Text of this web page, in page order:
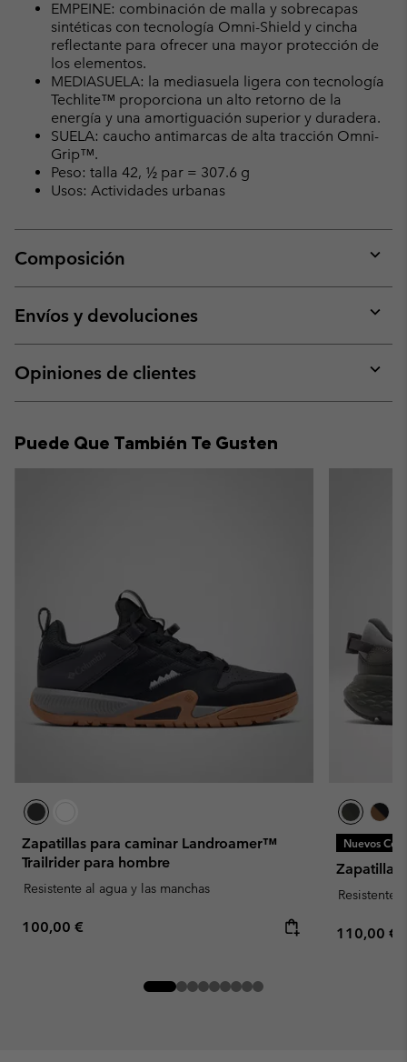
EMPEINE: combinación de malla y sobrecapas
sintéticas con tecnología Omni-Shield y cincha
reflectante para ofrecer una mayor protección de
los elementos.
MEDIASUELA: la mediasuela ligera con tecnología
Techlite™ proporciona un alto retorno de la
energía y una amortiguación superior y duradera.
SUELA: caucho antimarcas de alta tracción Omni-
Grip™.
Peso: talla 42, ½ par = 307.6 g
Usos: Actividades urbanas
Composición
or
Envíos y devoluciones
or
Opiniones de clientes
or
Puede Que También Te Gusten
Zapatillas para caminar Landroamer™
Trailrider para hombre
Resistente al agua y las manchas
Regular price:
100,00 €
Nuevos
Zapatillas
Resistente
Regular
110,00 €